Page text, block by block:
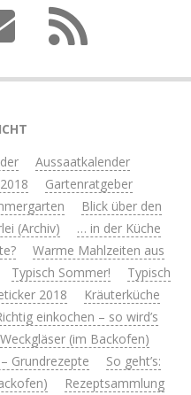
Aussaatkalender
Gartenratgeber
Blick über den
(Archiv)
… in der Küche
Warme Mahlzeiten aus
Typisch Sommer!
Typisch
2018
Kräuterküche
einkochen – so wird’s
(im Backofen)
Grundrezepte
So geht’s:
Rezeptsammlung